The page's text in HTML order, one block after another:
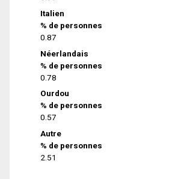
Italien
% de personnes
0.87
Néerlandais
% de personnes
0.78
Ourdou
% de personnes
0.57
Autre
% de personnes
2.51